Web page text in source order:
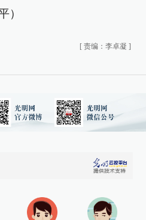
）
[ 责编：李卓凝 ]